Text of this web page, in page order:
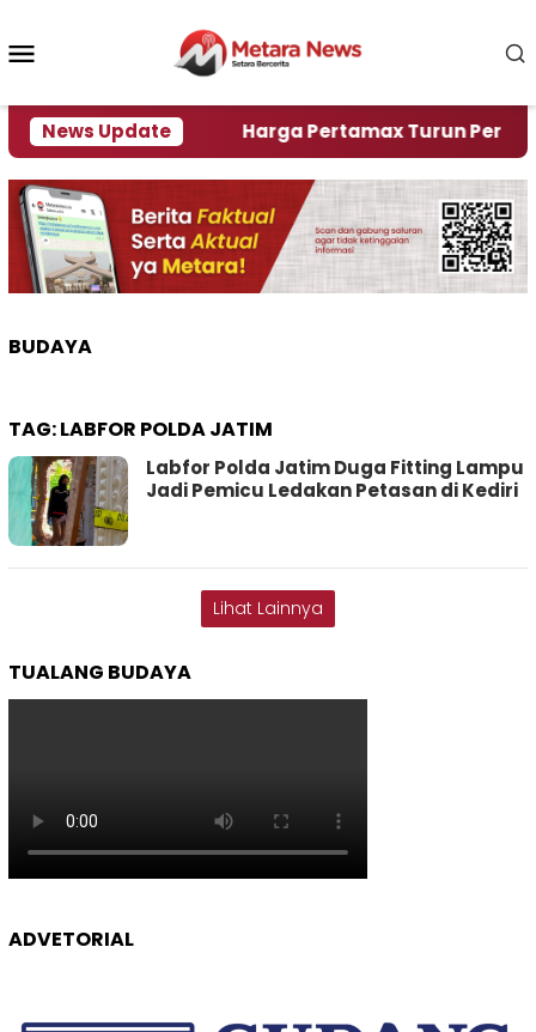
konten
News Update
Krisi Air Harga Pertamax Turun Per Hari
BUDAYA
TAG:LABFOR POLDA JATIM
Labfor Polda Jatim Duga Fitting Lampu
Jadi Pemicu Ledakan Petasan di Kediri
Lihat Lainnya
TUALANG BUDAYA
ADVETORIAL